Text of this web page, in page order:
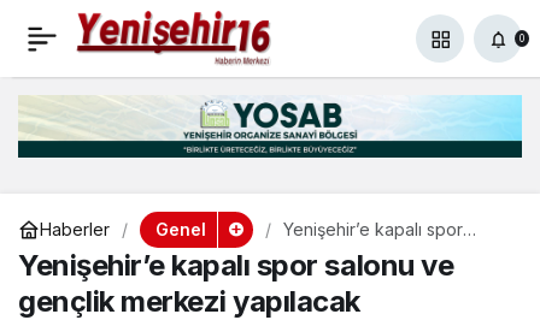
0
Haberler Genel
Yenişehir’e kapalı spor
yapılacak
Yenişehir’e kapalı spor salonu ve
gençlik merkezi yapılacak
Yenişehirli servisçiler
haksız yere
arabalarımızı bağlıyorlar.
Son Ümitleri Alinur Aktaş
0 Paylaş